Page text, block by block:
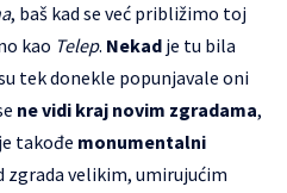
, baš kad se već približimo toj
kao Telep. Nekad je tu bila
tek donekle popunjavale oni
ne vidi kraj novim zgradama,
takođe monumentalni
zgrada velikim, umirujućim